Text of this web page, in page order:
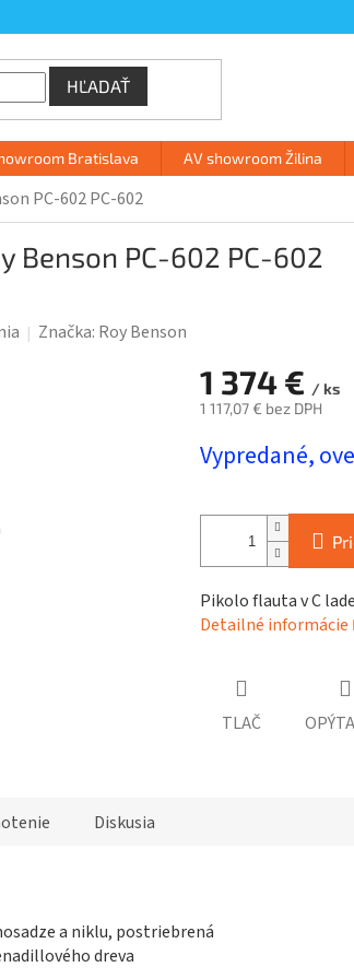
HĽADAŤ
Bratislava AV showroom Žilina
PC-602 PC-602
Benson PC-602 PC-602
Značka: Roy Benson
1 374 € / ks
1 117,07 € bez DPH
cena:
Vypredané,
Pikolo flauta v C
Detailné informácie
TLAČ
Diskusia
a niklu, postriebrená
dreva